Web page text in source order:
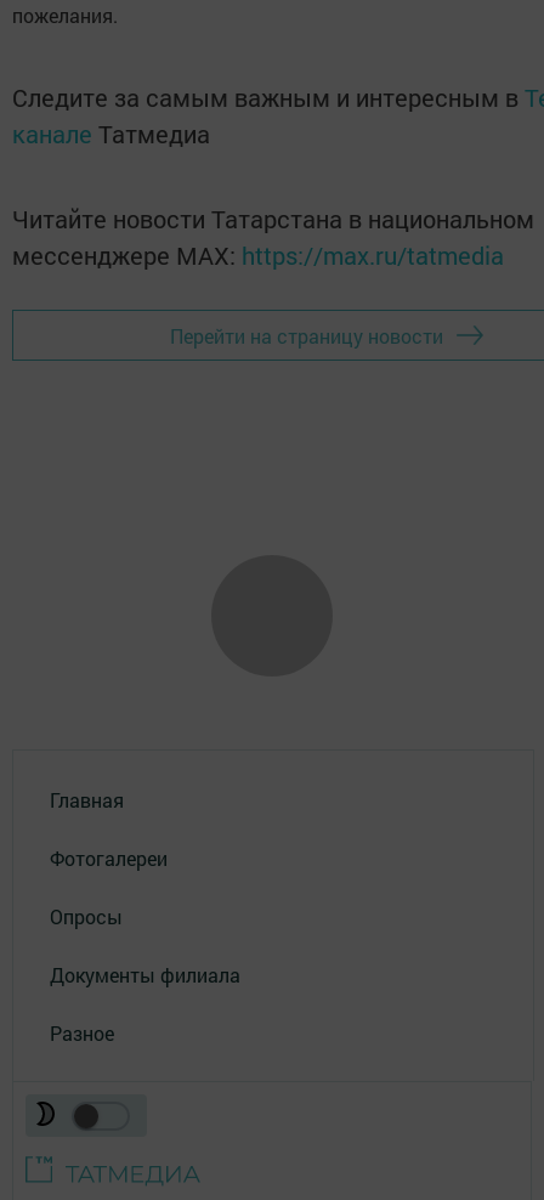
пожелания.
Следите за самым важным и интересным в
канале Татмедиа
Читайте новости Татарстана в национальном
мессенджере MАХ: https://max.ru/tatmedia
Перейти на страницу новости
Главная
Фотогалереи
Опросы
Документы филиала
Разное